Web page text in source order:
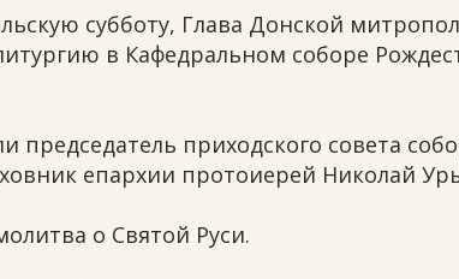
субботу, Глава Донской
в Кафедральном соборе
председатель приходского совета
епархии протоиерей Николай
о Святой Руси.